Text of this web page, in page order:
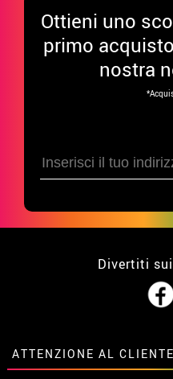
Ottieni uno
primo
nostra
Divertiti
ATTENZIONE AL CLIENTE